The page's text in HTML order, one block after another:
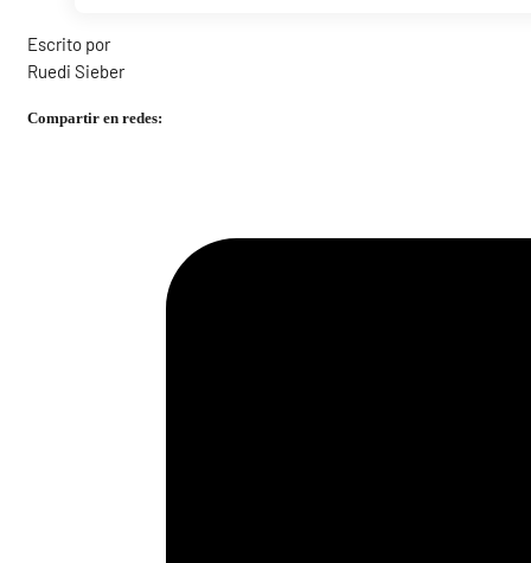
Escrito por
Ruedi Sieber
Compartir en redes: